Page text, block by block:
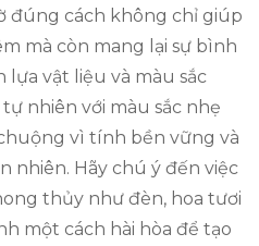
đúng cách không chỉ giúp
mà còn mang lại sự bình
lựa vật liệu và màu sắc
nhiên với màu sắc nhẹ
vì tính bền vững và
nhiên. Hãy chú ý đến việc
thủy như đèn, hoa tươi
một cách hài hòa để tạo